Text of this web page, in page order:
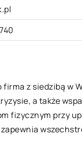
z siedzibą
a także
fizycznym przy